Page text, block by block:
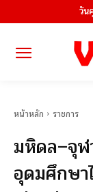
วัน
หน้าหลัก ราชการ
มหิดล–จุฬ
อุดมศึกษา